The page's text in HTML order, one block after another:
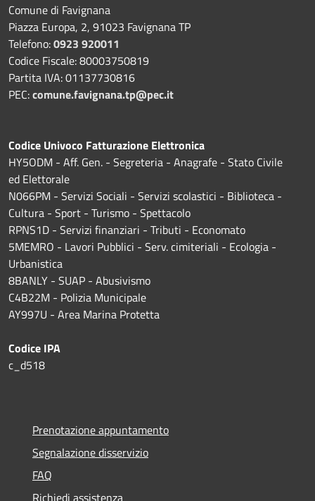
Comune di Favignana
Piazza Europa, 2, 91023 Favignana TP
Telefono:0923 920011
Codice Fiscale: 80003750819
Partita IVA: 01137730816
PEC:comune.favignana.tp@pec.it
Codice Univoco Fatturazione Elettronica
HY5ODM - Aff. Gen. - Segreteria - Anagrafe - Stato Civile
ed Elettorale
N066PM - Servizi Sociali - Servizi scolastici - Biblioteca -
Cultura - Sport - Turismo - Spettacolo
RPNS1D - Servizi finanziari - Tributi - Economato
5MEMRO - Lavori Pubblici - Serv. cimiteriali - Ecologia -
Urbanistica
8BANLY - SUAP - Abusivismo
C4B22M - Polizia Municipale
AY997U - Area Marina Protetta
Codice IPA
c_d518
Prenotazione appuntamento
Segnalazione disservizio
FAQ
Richiedi assistenza